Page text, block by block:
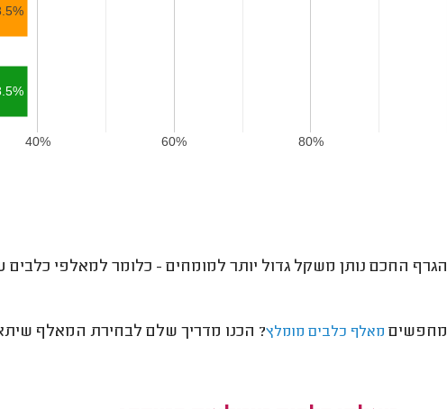
40% 60% 80%
הגרף החכם נותן משקל גדול יותר למומחים - כלומר למאלפי כלבים
מחפשים מאלף כלבים מומלץ? הכנו מדריך שלם לבחירת המאלף